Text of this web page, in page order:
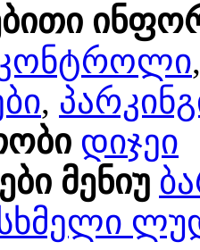
კონტროლი
,
დიჯეი
მენიუ